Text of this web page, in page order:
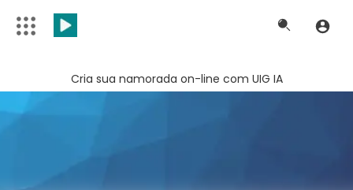
Cria sua namorada on-line com UIG IA